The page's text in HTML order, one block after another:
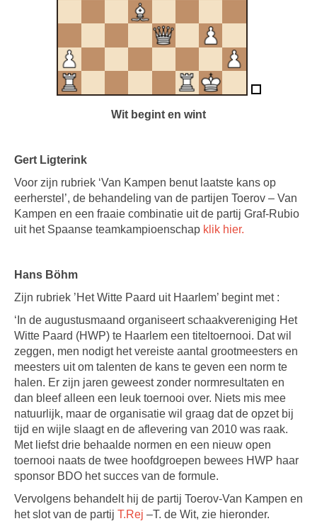
Wit begint en wint
Gert Ligterink
Voor zijn rubriek ‘Van Kampen benut laatste kans op
eerherstel’, de behandeling van de partijen Toerov – Van
Kampen en een fraaie combinatie uit de partij Graf-Rubio
uit het Spaanse teamkampioenschap klik hier.
Hans Böhm
Zijn rubriek ’Het Witte Paard uit Haarlem’ begint met :
‘In de augustusmaand organiseert schaakvereniging Het
Witte Paard (HWP) te Haarlem een titeltoernooi. Dat wil
zeggen, men nodigt het vereiste aantal grootmeesters en
meesters uit om talenten de kans te geven een norm te
halen. Er zijn jaren geweest zonder normresultaten en
dan bleef alleen een leuk toernooi over. Niets mis mee
natuurlijk, maar de organisatie wil graag dat de opzet bij
tijd en wijle slaagt en de aflevering van 2010 was raak.
Met liefst drie behaalde normen en een nieuw open
toernooi naats de twee hoofdgroepen bewees HWP haar
sponsor BDO het succes van de formule.
Vervolgens behandelt hij de partij Toerov-Van Kampen en
het slot van de partij T.Rej –T. de Wit, zie hieronder.